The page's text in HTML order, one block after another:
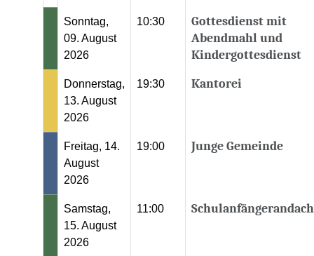
Sonntag,
09. August
2026
10:30
Gottesdienst mit
Abendmahl und
Kindergottesdienst
Donnerstag,
13. August
2026
19:30 Kantorei
Freitag, 14.
August
2026
19:00 Junge Gemeinde
Samstag,
15. August
2026
11:00